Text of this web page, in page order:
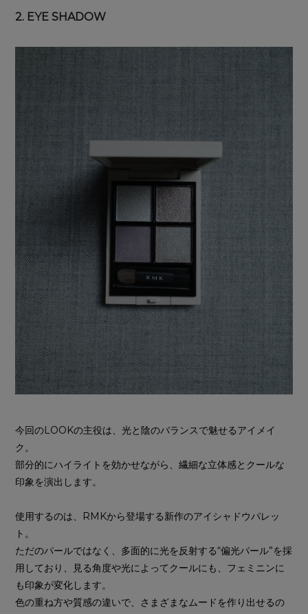
2. EYE SHADOW
今回のLOOKの主役は、光と陰のバランスで魅せるアイメイ
ク。
部分的にハイライトを効かせながら、繊細な立体感とクールな
印象を演出します。
使用するのは、RMKから登場する新作のアイシャドウパレッ
ト。
ただのパールではなく、多面的に光を反射する“偏光パール”を採
用しており、見る角度や光によってクールにも、フェミニンに
も印象が変化します。
色の重ね方や質感の違いで、さまざまなムードを作り出せるの